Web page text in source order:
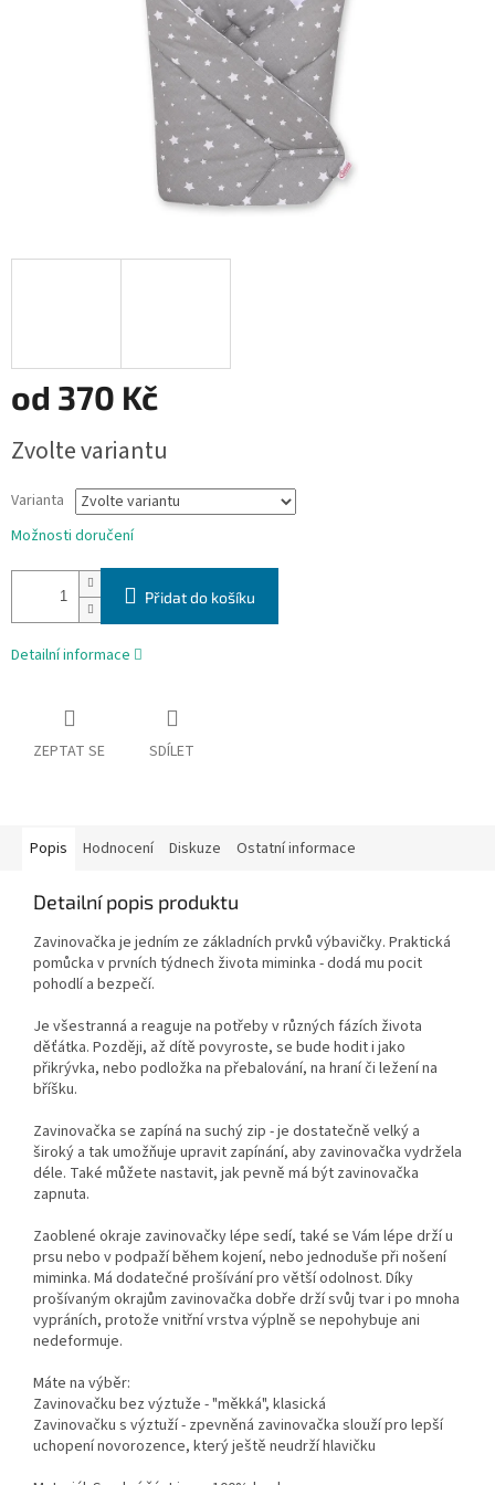
od 370 Kč
cena:
Zvolte variantu
Varianta
Možnosti doručení
Přidat do košíku
Detailní informace
ZEPTAT SE SDÍLET
Popis Hodnocení Diskuze Ostatní informace
Detailní popis produktu
Zavinovačka je jedním ze základních prvků výbavičky. Praktická
pomůcka v prvních týdnech života miminka - dodá mu pocit
pohodlí a bezpečí.
Je všestranná a reaguje na potřeby v různých fázích života
děťátka. Později, až dítě povyroste, se bude hodit i jako
přikrývka, nebo podložka na přebalování, na hraní či ležení na
bříšku.
Zavinovačka se zapíná na suchý zip - je dostatečně velký a
široký a tak umožňuje upravit zapínání, aby zavinovačka vydržela
déle. Také můžete nastavit, jak pevně má být zavinovačka
zapnuta.
Zaoblené okraje zavinovačky lépe sedí, také se Vám lépe drží u
prsu nebo v podpaží během kojení, nebo jednoduše při nošení
miminka. Má dodatečné prošívání pro větší odolnost. Díky
prošívaným okrajům zavinovačka dobře drží svůj tvar i po mnoha
vypráních, protože vnitřní vrstva výplně se nepohybuje ani
nedeformuje.
Máte na výběr:
Zavinovačku bez výztuže - "měkká", klasická
Zavinovačku s výztuží - zpevněná zavinovačka slouží pro lepší
uchopení novorozence, který ještě neudrží hlavičku